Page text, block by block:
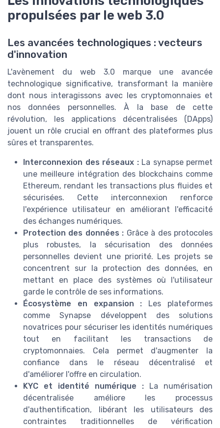
propulsées par le web 3.0
Les avancées technologiques : vecteurs
d'innovation
L'avènement du web 3.0 marque une avancée
technologique significative, transformant la manière
dont nous interagissons avec les cryptomonnaies et
nos données personnelles. À la base de cette
révolution, les applications décentralisées (DApps)
jouent un rôle crucial en offrant des plateformes plus
sûres et transparentes.
Interconnexion des réseaux :La synapse permet
une meilleure intégration des blockchains comme
Ethereum, rendant les transactions plus fluides et
sécurisées. Cette interconnexion renforce
l'expérience utilisateur en améliorant l'efficacité
des échanges numériques.
Protection des données : Grâce à des protocoles
plus robustes, la sécurisation des données
personnelles devient une priorité. Les projets se
concentrent sur la protection des données, en
mettant en place des systèmes où l'utilisateur
garde le contrôle de ses informations.
Écosystème en expansion : Les plateformes
comme Synapse développent des solutions
novatrices pour sécuriser les identités numériques
tout en facilitant les transactions de
cryptomonnaies. Cela permet d'augmenter la
confiance dans le réseau décentralisé et
d'améliorer l'offre en circulation.
KYC et identité numérique : La numérisation
décentralisée améliore les processus
d'authentification, libérant les utilisateurs des
contraintes traditionnelles de vérification